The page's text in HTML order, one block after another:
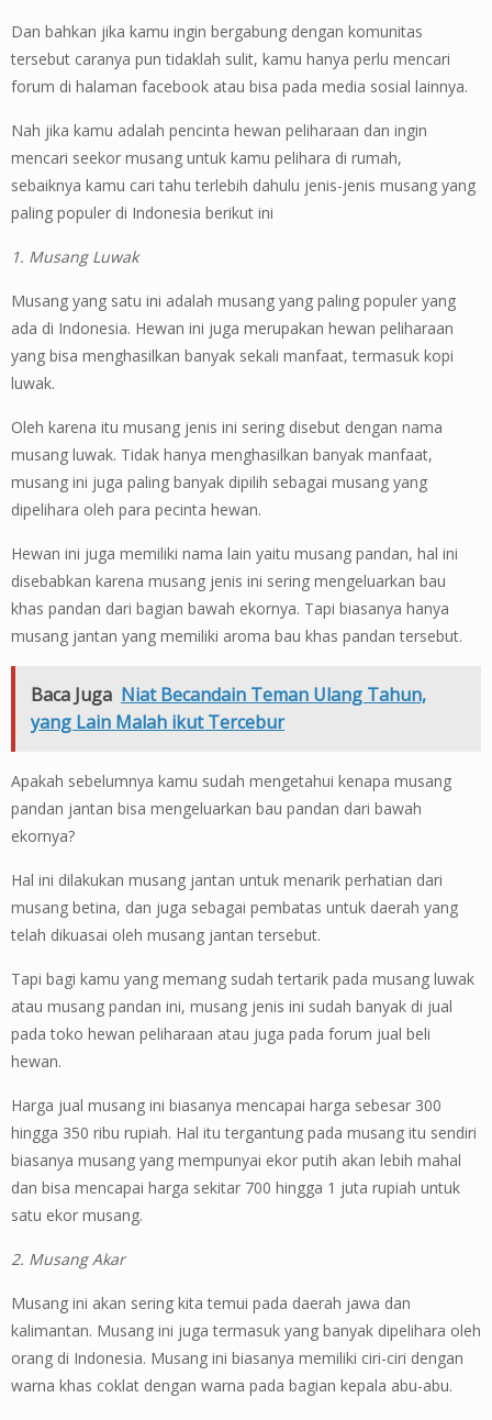
Dan bahkan jika kamu ingin bergabung dengan komunitas
tersebut caranya pun tidaklah sulit, kamu hanya perlu mencari
forum di halaman facebook atau bisa pada media sosial lainnya.
Nah jika kamu adalah pencinta hewan peliharaan dan ingin
mencari seekor musang untuk kamu pelihara di rumah,
sebaiknya kamu cari tahu terlebih dahulu jenis-jenis musang yang
paling populer di Indonesia berikut ini
1. Musang Luwak
Musang yang satu ini adalah musang yang paling populer yang
ada di Indonesia. Hewan ini juga merupakan hewan peliharaan
yang bisa menghasilkan banyak sekali manfaat, termasuk kopi
luwak.
Oleh karena itu musang jenis ini sering disebut dengan nama
musang luwak. Tidak hanya menghasilkan banyak manfaat,
musang ini juga paling banyak dipilih sebagai musang yang
dipelihara oleh para pecinta hewan.
Hewan ini juga memiliki nama lain yaitu musang pandan, hal ini
disebabkan karena musang jenis ini sering mengeluarkan bau
khas pandan dari bagian bawah ekornya. Tapi biasanya hanya
musang jantan yang memiliki aroma bau khas pandan tersebut.
Baca Juga Niat Becandain Teman Ulang Tahun,
yang Lain Malah ikut Tercebur
Apakah sebelumnya kamu sudah mengetahui kenapa musang
pandan jantan bisa mengeluarkan bau pandan dari bawah
ekornya?
Hal ini dilakukan musang jantan untuk menarik perhatian dari
musang betina, dan juga sebagai pembatas untuk daerah yang
telah dikuasai oleh musang jantan tersebut.
Tapi bagi kamu yang memang sudah tertarik pada musang luwak
atau musang pandan ini, musang jenis ini sudah banyak di jual
pada toko hewan peliharaan atau juga pada forum jual beli
hewan.
Harga jual musang ini biasanya mencapai harga sebesar 300
hingga 350 ribu rupiah. Hal itu tergantung pada musang itu sendiri
biasanya musang yang mempunyai ekor putih akan lebih mahal
dan bisa mencapai harga sekitar 700 hingga 1 juta rupiah untuk
satu ekor musang.
2. Musang Akar
Musang ini akan sering kita temui pada daerah jawa dan
kalimantan. Musang ini juga termasuk yang banyak dipelihara oleh
orang di Indonesia. Musang ini biasanya memiliki ciri-ciri dengan
warna khas coklat dengan warna pada bagian kepala abu-abu.